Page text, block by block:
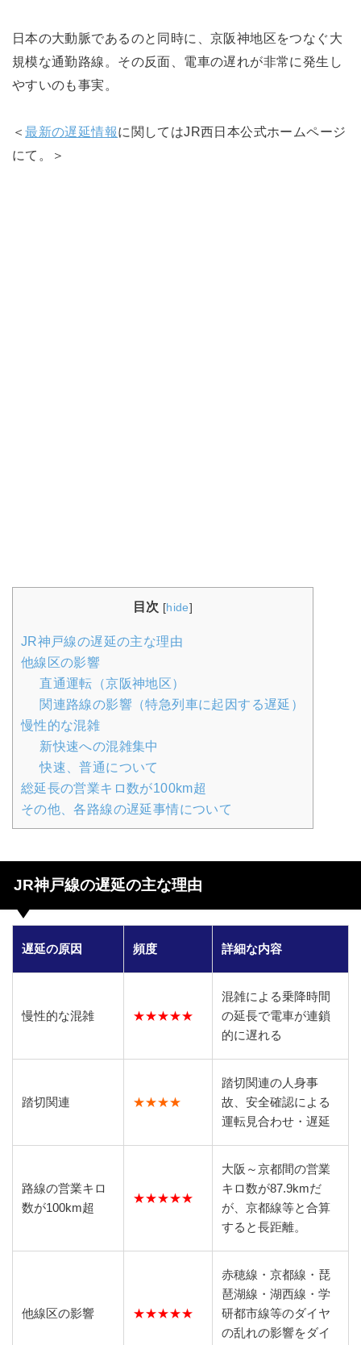
日本の大動脈であるのと同時に、京阪神地区をつなぐ大
規模な通勤路線。その反面、電車の遅れが非常に発生し
やすいのも事実。
＜最新の遅延情報に関してはJR西日本公式ホームページ
にて。＞
目次 [hide]
JR神戸線の遅延の主な理由
他線区の影響
直通運転（京阪神地区）
関連路線の影響（特急列車に起因する遅延）
慢性的な混雑
新快速への混雑集中
快速、普通について
総延長の営業キロ数が100km超
その他、各路線の遅延事情について
JR神戸線の遅延の主な理由
遅延の原因 頻度 詳細な内容
慢性的な混雑 ★★★★★
混雑による乗降時間
の延長で電車が連鎖
的に遅れる
踏切関連 ★★★★
踏切関連の人身事
故、安全確認による
運転見合わせ・遅延
路線の営業キロ
数が100km超
★★★★★
大阪～京都間の営業
キロ数が87.9kmだ
が、京都線等と合算
すると長距離。
他線区の影響 ★★★★★
赤穂線・京都線・琵
琶湖線・湖西線・学
研都市線等のダイヤ
の乱れの影響をダイ